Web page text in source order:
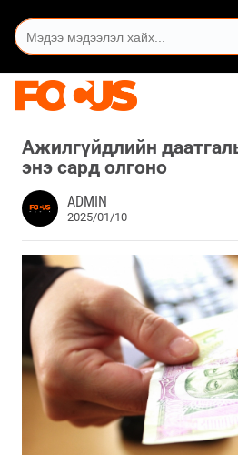
Ажилгүйдлийн
энэ сард олгоно
ADMIN
2025/01/10